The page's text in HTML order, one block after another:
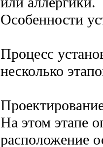
Особенности
Процесс
несколько
На этом этапе
расположение